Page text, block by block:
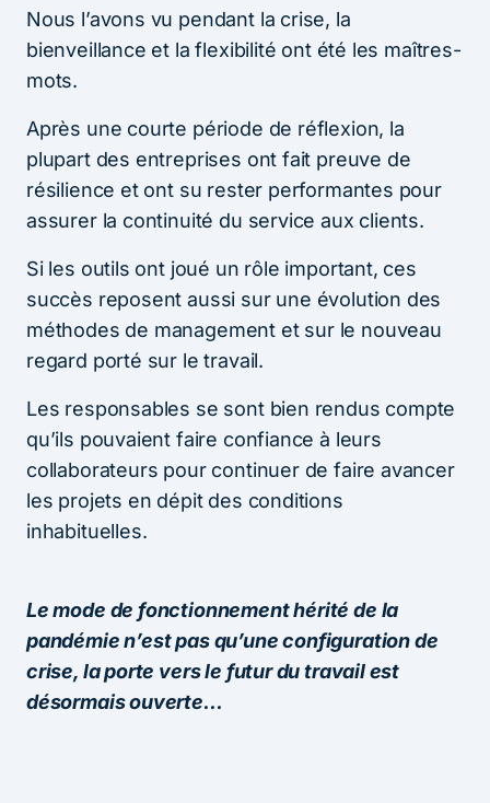
Nous l’avons vu pendant la crise, la
bienveillance et la flexibilité ont été les maîtres-
mots.
Après une courte période de réflexion, la
plupart des entreprises ont fait preuve de
résilience et ont su rester performantes pour
assurer la continuité du service aux clients.
Si les outils ont joué un rôle important, ces
succès reposent aussi sur une évolution des
méthodes de management et sur le nouveau
regard porté sur le travail.
Les responsables se sont bien rendus compte
qu’ils pouvaient faire confiance à leurs
collaborateurs pour continuer de faire avancer
les projets en dépit des conditions
inhabituelles.
Le mode de fonctionnement hérité de la
pandémie n’est pas qu’une configuration de
crise, la porte vers le futur du travail est
désormais ouverte…